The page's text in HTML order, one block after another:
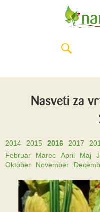
Nasveti za
2014 2015 2016 2017
Februar
Marec April Maj
Oktober
November